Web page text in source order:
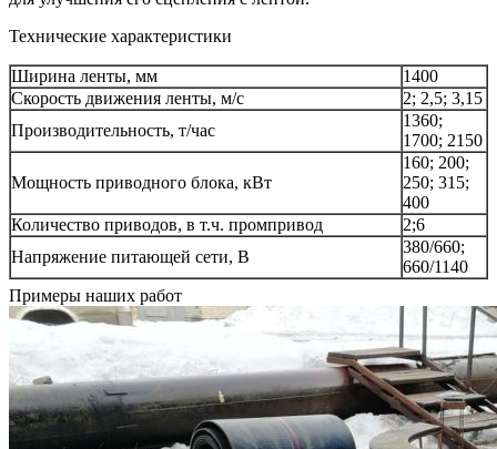
Технические характеристики
Ширина ленты, мм
1400
Скорость движения ленты, м/с
2; 2,5; 3,15
Производительность, т/час
1360;
1700; 2150
Мощность приводного блока, кВт
160; 200;
250; 315;
400
Количество приводов, в т.ч. промпривод
2;6
Напряжение питающей сети, В
380/660;
660/1140
Примеры наших работ